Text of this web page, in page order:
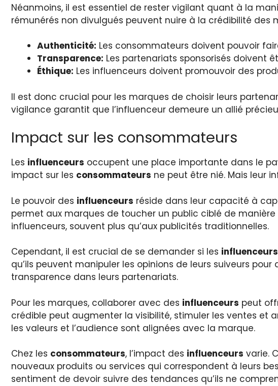
Néanmoins, il est essentiel de rester vigilant quant à la
rémunérés non divulgués peuvent nuire à la crédibilité des
Authenticité: Les consommateurs doivent pouvoir
Transparence: Les partenariats sponsorisés doivent
Éthique: Les influenceurs doivent promouvoir des
Il est donc crucial pour les marques de choisir leurs
vigilance garantit que l’influenceur demeure un allié
Impact sur les consommateurs
Les influenceurs occupent une place importante dans le
impact sur les consommateurs ne peut être nié. Mais leur
Le pouvoir des influenceurs réside dans leur capacité à
permet aux marques de toucher un public ciblé de
influenceurs, souvent plus qu’aux publicités traditionnelles.
Cependant, il est crucial de se demander si les influenceurs
qu’ils peuvent manipuler les opinions de leurs suiveurs
transparence dans leurs partenariats.
Pour les marques, collaborer avec des influenceurs peut
crédible peut augmenter la visibilité, stimuler les ventes et
les valeurs et l’audience sont alignées avec la marque.
Chez les consommateurs, l’impact des influenceurs varie.
nouveaux produits ou services qui correspondent à leurs
sentiment de devoir suivre des tendances qu’ils ne